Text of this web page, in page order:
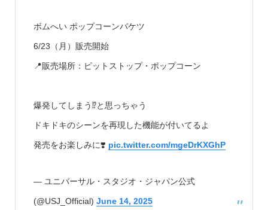
ボムへい ポップコーンバケツ
6/23（月）販売開始
📍販売場所：ピットストップ・ポップコーン
爆発してしまう⁉と思っちゃう
ドキドキのシーンを再現した機能が付いてるよ
発売をお楽しみに❣️ pic.twitter.com/mgeDrKXGhP
— ユニバーサル・スタジオ・ジャパン公式
(@USJ_Official) June 14, 2025